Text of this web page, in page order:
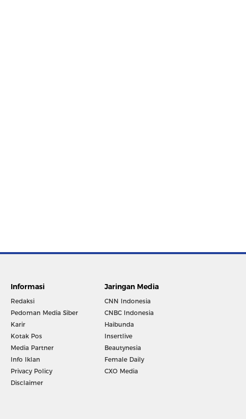
Informasi
Redaksi
Pedoman Media Siber
Karir
Kotak Pos
Media Partner
Info Iklan
Privacy Policy
Disclaimer
Jaringan Media
CNN Indonesia
CNBC Indonesia
Haibunda
Insertlive
Beautynesia
Female Daily
CXO Media